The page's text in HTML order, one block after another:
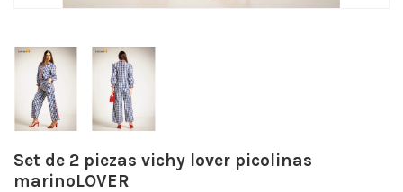
Set de 2 piezas vichy lover picolinas
marinoLOVER